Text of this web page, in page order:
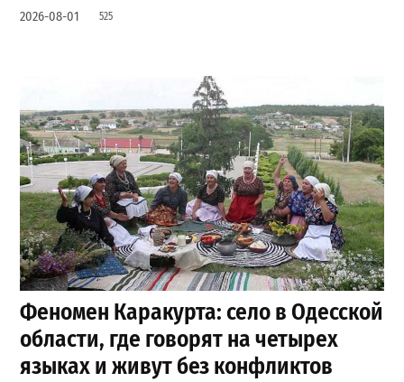
2026-08-01 525
Феномен Каракурта: село в Одесской
области, где говорят на четырех
языках и живут без конфликтов